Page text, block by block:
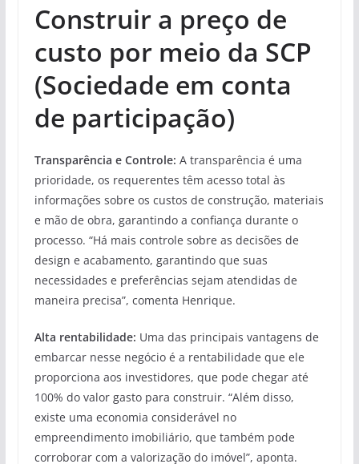
Construir a preço de
custo por meio da SCP
(Sociedade em conta
de participação)
Transparência e Controle: A transparência é uma
prioridade, os requerentes têm acesso total às
informações sobre os custos de construção, materiais
e mão de obra, garantindo a confiança durante o
processo. “Há mais controle sobre as decisões de
design e acabamento, garantindo que suas
necessidades e preferências sejam atendidas de
maneira precisa”, comenta Henrique.
Alta rentabilidade: Uma das principais vantagens de
embarcar nesse negócio é a rentabilidade que ele
proporciona aos investidores, que pode chegar até
100% do valor gasto para construir. “Além disso,
existe uma economia considerável no
empreendimento imobiliário, que também pode
corroborar com a valorização do imóvel”, aponta.